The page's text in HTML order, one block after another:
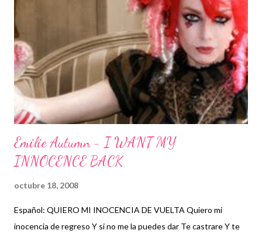
así la comeré, al menos todavía no muero.
Emilie Autumn - I WANT MY
INNOCENCE BACK
octubre 18, 2008
Español: QUIERO MI INOCENCIA DE VUELTA Quiero mi
inocencia de regreso Y si no me la puedes dar Te castrare Y te